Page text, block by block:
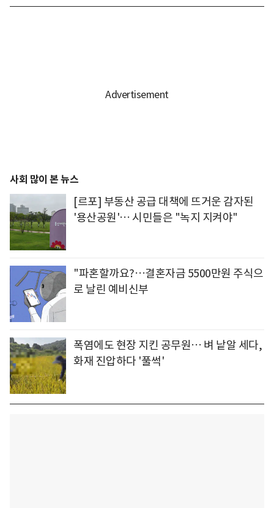
사회 많이 본 뉴스
[르포] 부동산 공급 대책에 뜨거운 감자된
'용산공원'… 시민들은 "녹지 지켜야"
"파혼할까요?…결혼자금 5500만원 주식으
로 날린 예비신부
폭염에도 현장 지킨 공무원… 벼 낱알 세다,
화재 진압하다 '풀썩'